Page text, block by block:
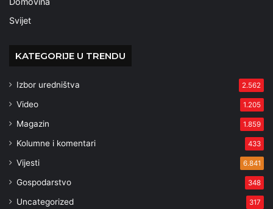
Svijet
KATEGORIJE U TRENDU
Izbor uredništva 2.562
Video 1.205
Magazin 1.859
Kolumne i komentari 433
Vijesti 6.841
Gospodarstvo 348
Uncategorized 317